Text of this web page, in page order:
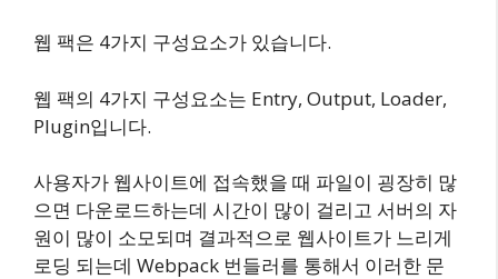
웹 팩은 4가지 구성요소가 있습니다.
웹 팩의 4가지 구성요소는 Entry, Output, Loader,
Plugin입니다.
사용자가 웹사이트에 접속했을 때 파일이 굉장히 많
으면 다운로드하는데 시간이 많이 걸리고 서버의 자
원이 많이 소모되며 결과적으로 웹사이트가 느리게
로딩 되는데 Webpack 번들러를 통해서 이러한 문